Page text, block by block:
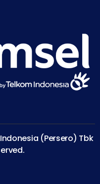
(Persero) Tbk